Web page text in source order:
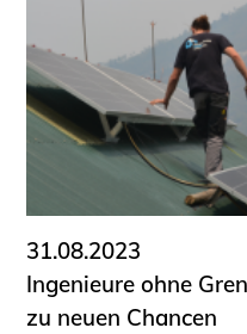
31.08.2023
Ingenieure ohne
zu neuen Chancen